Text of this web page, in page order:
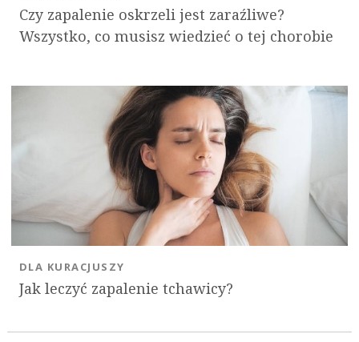
Czy zapalenie oskrzeli jest zaraźliwe?
Wszystko, co musisz wiedzieć o tej chorobie
Jak leczyć zapalenie tchawicy?
DLA KURACJUSZY